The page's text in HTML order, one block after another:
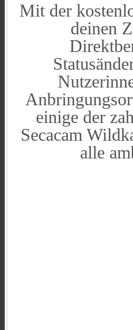
Mit der
deinen
einige der
Secacam
alle